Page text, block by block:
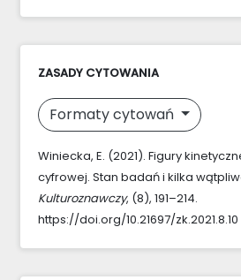
ZASADY CYTOWANIA
Formaty cytowań
Winiecka, E. (2021). Figury
cyfrowej. Stan badań i kilka
Kulturoznawczy, (8), 191–214.
https://doi.org/10.21697/zk.2021.8.10